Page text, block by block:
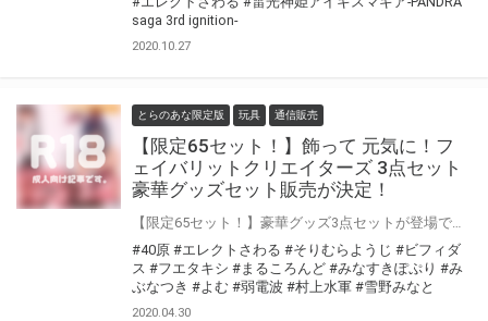
saga 3rd ignition-
2020.10.27
とらのあな限定版 玩具 通信販売
【限定65セット！】飾って 元気に！フ
ェイバリットクリエイターズ 3点セット
豪華グッズセット販売が決定！
#40原 #エレクトさわる #そりむらようじ #ビフィダ
ス #フエタキシ #まるころんど #みなすきぽぷり #み
ぶなつき #よむ #弱電波 #村上水軍 #雪野みなと
2020.04.30